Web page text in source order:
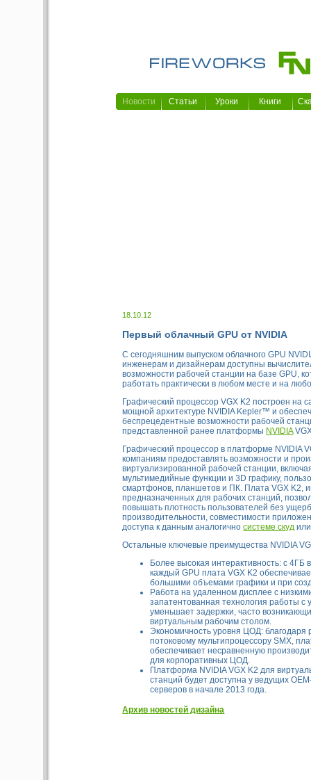
Новости Статьи Уроки Книги
18.10.12
Первый облачный GPU от NVIDIA
С сегодняшним выпуском облачного GPU
инженерам и дизайнерам доступны
возможности рабочей станции на базе GPU,
работать практически в любом месте и на
Графический процессор VGX K2 построен на
мощной архитектуре NVIDIA Kepler™ и
беспрецедентные возможности рабочей
представленной ранее платформы NVIDIA
Графический процессор в платформе NVIDIA
компаниям предоставлять возможности и
виртуализированной рабочей станции,
мультимедийные функции и 3D графику,
смартфонов, планшетов и ПК. Плата VGX K2,
предназначенных для рабочих станций,
повышать плотность пользователей без
производительности, совместимости
доступа к данным аналогичносистеме скуд
Остальные ключевые преимущества NVIDIA
Более высокая интерактивность: с 4ГБ
каждый GPU плата VGX K2
большими объемами графики и при
Работа на удаленном дисплее с
запатентованная технология работы
уменьшает задержки, часто
виртуальным рабочим столом.
Экономичность уровня ЦОД: благодаря
потоковому мультипроцессору SMX,
обеспечивает несравненную
для корпоративных ЦОД.
Платформа NVIDIA VGX K2 для
станций будет доступна у ведущих
серверов в начале 2013 года.
Архив новостей дизайна